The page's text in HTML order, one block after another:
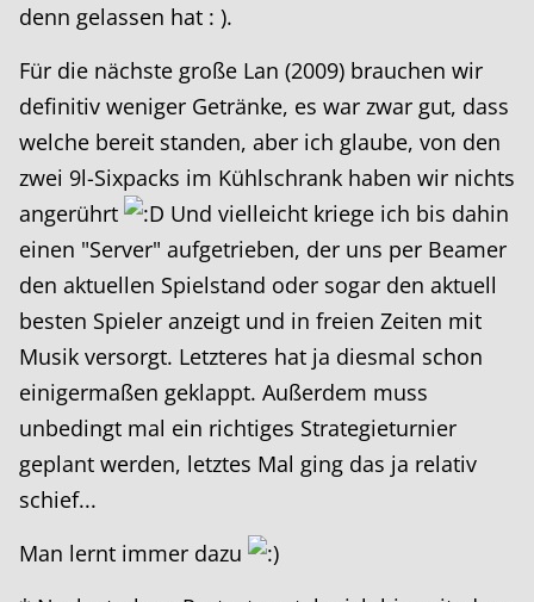
denn gelassen hat : ).
Für die nächste große Lan (2009) brauchen wir
definitiv weniger Getränke, es war zwar gut, dass
welche bereit standen, aber ich glaube, von den
zwei 9l-Sixpacks im Kühlschrank haben wir nichts
angerührt
Und vielleicht kriege ich bis dahin
einen "Server" aufgetrieben, der uns per Beamer
den aktuellen Spielstand oder sogar den aktuell
besten Spieler anzeigt und in freien Zeiten mit
Musik versorgt. Letzteres hat ja diesmal schon
einigermaßen geklappt. Außerdem muss
unbedingt mal ein richtiges Strategieturnier
geplant werden, letztes Mal ging das ja relativ
schief...
Man lernt immer dazu